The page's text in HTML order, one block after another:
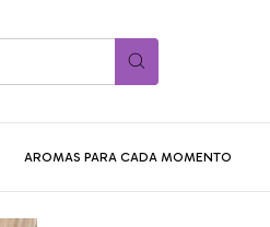
AROMAS PARA CADA MOMENTO